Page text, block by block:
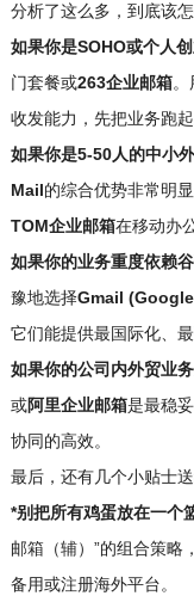
分析了这么多，到底该
如果你是SOHO或个人
门套餐或263企业邮箱。
收发能力，先把业务跑起
如果你是5-50人的中小
Mail的综合优势非常明
TOM企业邮箱在移动办
如果你的业务重度依赖
豫地选择Gmail
它们能提供最国际化、
如果你的公司内外贸业
或阿里企业邮箱是最稳
协同的高效。
最后，还有几个小贴士送
*别把所有鸡蛋放在一个
邮箱（辅）”的组合策略
备用或注册海外平台。